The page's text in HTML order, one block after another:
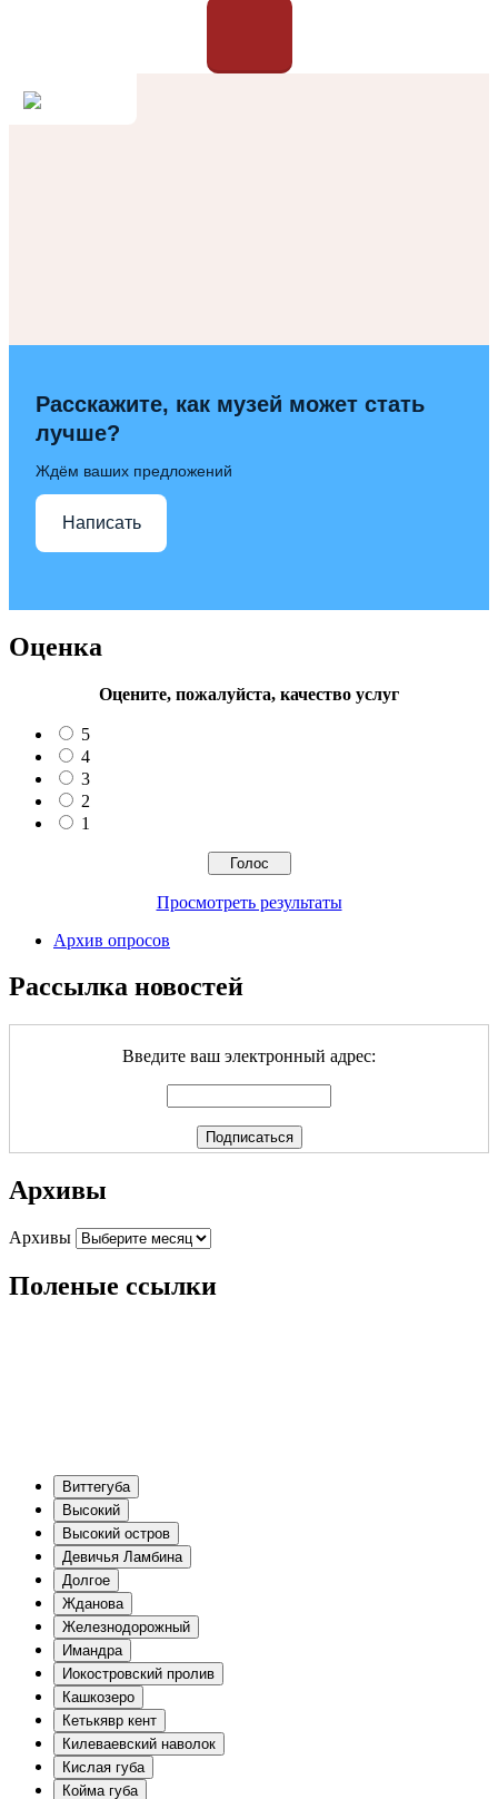
Расскажите, как музей может стать
лучше?
Ждём ваших предложений
Написать
Оценка
Оцените, пожалуйста, качество услуг
5
4
3
2
1
Просмотреть результаты
Архив опросов
Рассылка новостей
Введите ваш электронный адрес:
Архивы
Архивы
Поленые ссылки
Виттегуба
Высокий
Высокий остров
Девичья Ламбина
Долгое
Жданова
Железнодорожный
Имандра
Иокостровский пролив
Кашкозеро
Кетькявр кент
Килеваевский наволок
Кислая губа
Койма губа